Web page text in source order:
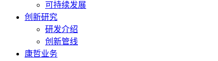
可持续发展
创新研究
研发介绍
创新管线
康哲业务